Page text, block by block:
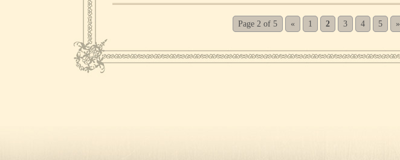
Page 2 of 5 « 1 2 3 4 5 »